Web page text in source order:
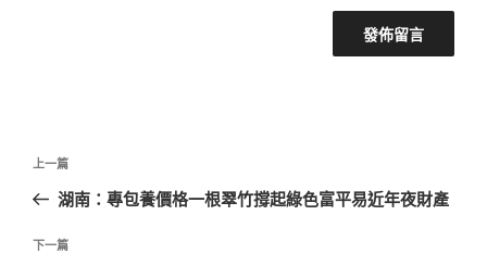
文
導
覽
上
一
文
上一篇
湖南：專包養價格一根翠竹撐起綠色富平易近年夜財產
下
下一篇